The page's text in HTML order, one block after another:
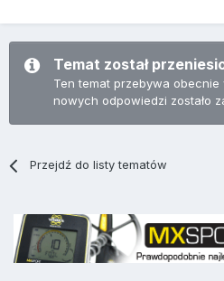
Temat został
Ten temat przebywa
nowych odpowiedzi zostało
Przejdź do listy tematów